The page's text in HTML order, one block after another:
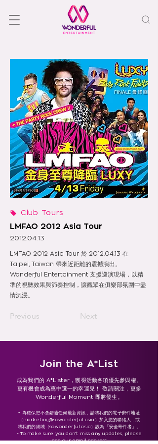
Club Tours
LMFAO 2012 Asia Tour
2012.04.13
LMFAO 2012 Asia Tour 於 2012.04.13 在
Taipei, Taiwan 帶來近距離的震撼演出。
Wonderful Entertainment 支援巡演現場，以精
準的視聽效果與節奏控制，讓觀眾在俱樂部氛圍中盡
情沉浸。
Previous Next
Join the A*List
成為我們的 A*Lister，獲得活動各項優先參與權。
更有機會成為萬中選一的幸運兒！ 敬請關注，更多
Wonderful Moment 即將發生。
- 為確保您不會錯過任何最新資訊，請將我們的電子郵件地址
（ marketing@sowonderful.asia ）加入您的聯絡人，或
將我們的網域（sowonderful.asia）設為「安全寄件者」。
- To make sure you don’t miss any updates, please
add our email address